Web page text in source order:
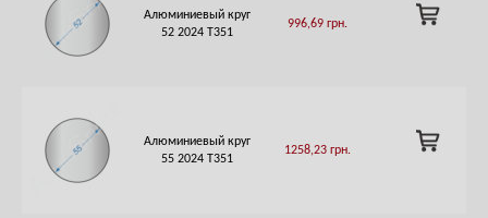
Алюминиевый круг
52 2024 Т351
996,69 грн.
ADD
TO
Алюминиевый круг
55 2024 Т351
1258,23 грн.
ADD
TO